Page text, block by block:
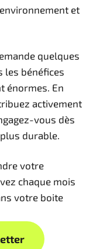
et
quelques
les bénéfices
énormes. En
activement
vous dès
durable.
votre
chaque mois
votre boite